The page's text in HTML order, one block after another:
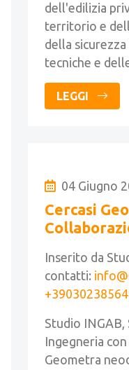
dell'edilizia
territorio e
della
tecniche e
LEGGI
04 Giugno
Cercasi
Inserito da
contatti:
Studio
Ingegneria
Geometra